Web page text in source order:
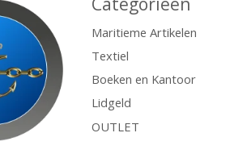
Maritieme Artikelen
Textiel
Boeken en Kantoor
Lidgeld
OUTLET